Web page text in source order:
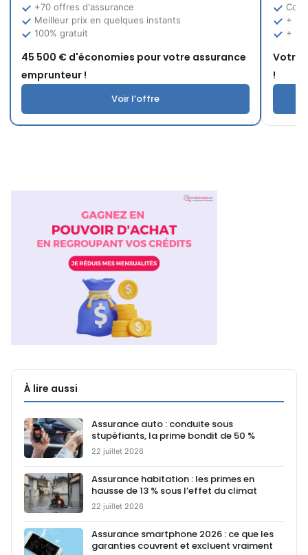
+70 offres d'assurance
Meilleur prix en quelques instants
100% gratuit
45 500 € d'économies pour votre assurance
emprunteur !
Voir l’offre
+
+ 10
Votre
!
À lire aussi
Assurance auto : conduite sous
stupéfiants, la prime bondit de 50 %
22 juillet 2026
Assurance habitation : les primes en
hausse de 13 % sous l’effet du climat
22 juillet 2026
Assurance smartphone 2026 : ce que les
garanties couvrent et excluent vraiment